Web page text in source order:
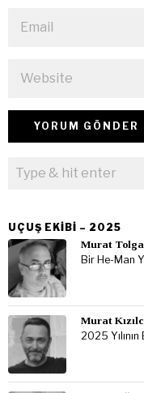
UÇUŞ EKIBI – 2025
Murat Tolga
Bir He-Man
Murat
2025